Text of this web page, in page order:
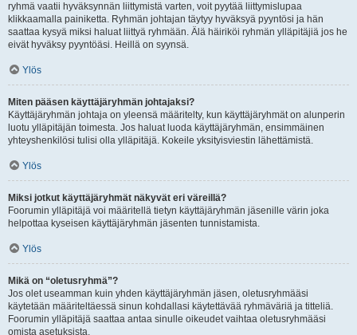
ryhmä vaatii hyväksynnän liittymistä varten, voit pyytää liittymislupaa
klikkaamalla painiketta. Ryhmän johtajan täytyy hyväksyä pyyntösi ja hän
saattaa kysyä miksi haluat liittyä ryhmään. Älä häiriköi ryhmän ylläpitäjiä jos he
eivät hyväksy pyyntöäsi. Heillä on syynsä.
Ylös
Miten pääsen käyttäjäryhmän johtajaksi?
Käyttäjäryhmän johtaja on yleensä määritelty, kun käyttäjäryhmät on alunperin
luotu ylläpitäjän toimesta. Jos haluat luoda käyttäjäryhmän, ensimmäinen
yhteyshenkilösi tulisi olla ylläpitäjä. Kokeile yksityisviestin lähettämistä.
Ylös
Miksi jotkut käyttäjäryhmät näkyvät eri väreillä?
Foorumin ylläpitäjä voi määritellä tietyn käyttäjäryhmän jäsenille värin joka
helpottaa kyseisen käyttäjäryhmän jäsenten tunnistamista.
Ylös
Mikä on “oletusryhmä”?
Jos olet useamman kuin yhden käyttäjäryhmän jäsen, oletusryhmääsi
käytetään määriteltäessä sinun kohdallasi käytettävää ryhmäväriä ja titteliä.
Foorumin ylläpitäjä saattaa antaa sinulle oikeudet vaihtaa oletusryhmääsi
omista asetuksista.